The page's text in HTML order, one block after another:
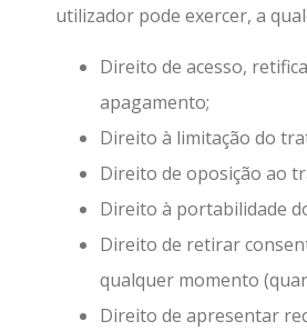
utilizador pode exercer, a
Direito de acesso,
apagamento;
Direito à limitação do
Direito de oposição ao
Direito à portabilidade
Direito de retirar
qualquer momento
Direito de apresentar